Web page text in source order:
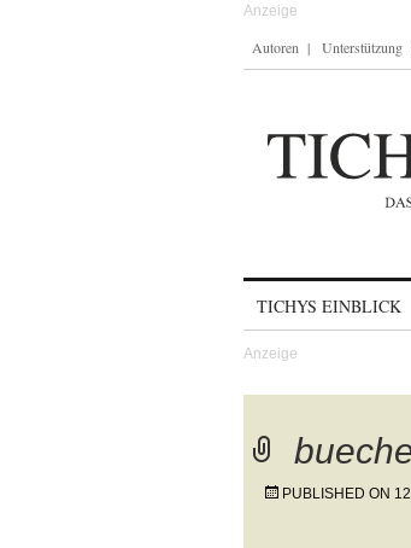
Autoren Unterstützung
TICHYS EINBLICK
PUBLISHED ON